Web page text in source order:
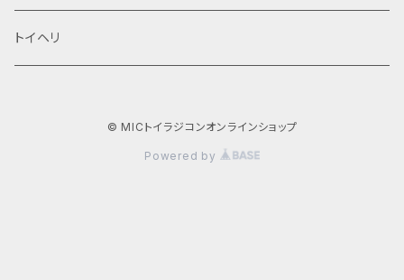
トイヘリ
© MICトイラジコンオンラインショップ
Powered by